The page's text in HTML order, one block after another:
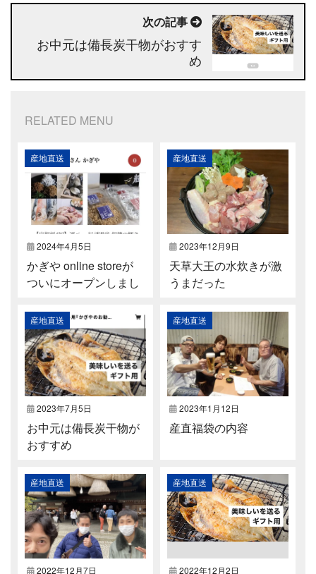
次の記事
お中元は備長炭干物がおすす
め
RELATED MENU
産地直送
2024年4月5日
かぎや online storeが
ついにオープンしまし
産地直送
2023年12月9日
天草大王の水炊きが激
うまだった
産地直送
2023年7月5日
お中元は備長炭干物が
おすすめ
産地直送
2023年1月12日
産直福袋の内容
産地直送
2022年12月7日
産地直送
2022年12月2日